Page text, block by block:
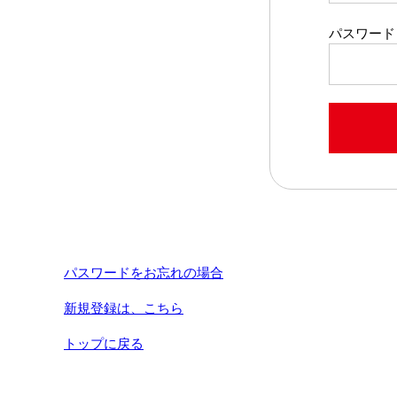
パスワード
パスワードをお忘れの場合
新規登録は、こちら
トップに戻る